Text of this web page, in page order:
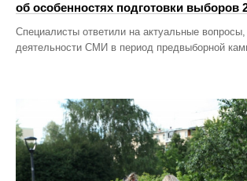
об особенностях подготовки выборов
Специалисты ответили на актуальные
деятельности СМИ в период предвыборной